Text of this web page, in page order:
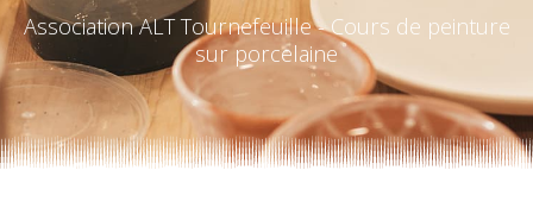
Association ALT Tournefeuille - Cours de peinture
sur porcelaine